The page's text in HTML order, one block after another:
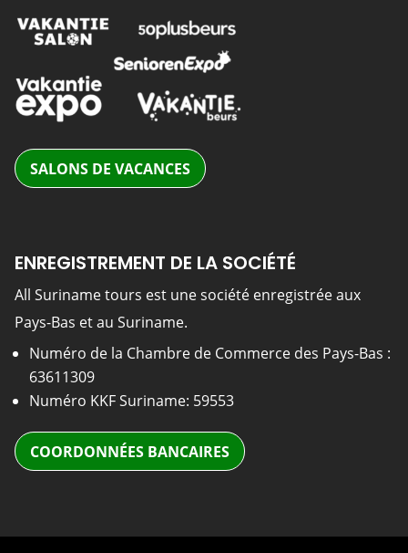
SALONS DE VACANCES
ENREGISTREMENT DE LA SOCIÉTÉ
All Suriname tours est une société enregistrée aux
Pays-Bas et au Suriname.
Numéro de la Chambre de Commerce des Pays-Bas :
63611309
Numéro KKF Suriname: 59553
COORDONNÉES BANCAIRES